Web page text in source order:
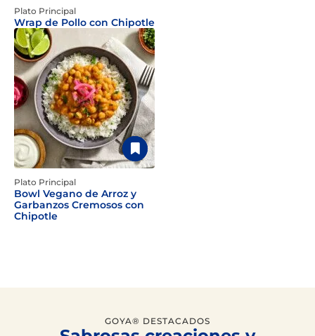
Plato Principal
Wrap de Pollo con Chipotle
Plato Principal
Bowl Vegano de Arroz y
Garbanzos Cremosos con
Chipotle
GOYA® DESTACADOS